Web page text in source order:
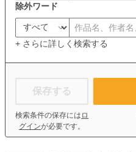
除外ワード
+ さらに詳しく検索する
保存する
検索条件の保存には ロ
グインが必要です。